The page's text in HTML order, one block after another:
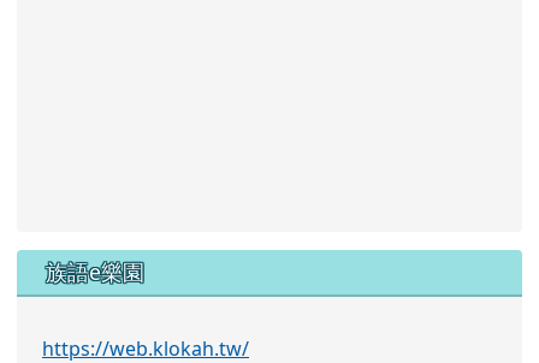
族語e樂園
https://web.klokah.tw/